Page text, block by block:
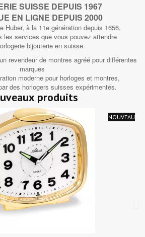
SUISSE DEPUIS 1967
EN LIGNE DEPUIS 2000
Huber, à la 11e génération depuis 1656,
les services que vous pouvez attendre
bijouterie en suisse.
revendeur de montres agréé pour différentes
marques
moderne pour horloges et montres,
des horlogers suisses expérimentés.
produits
NOUVEAU